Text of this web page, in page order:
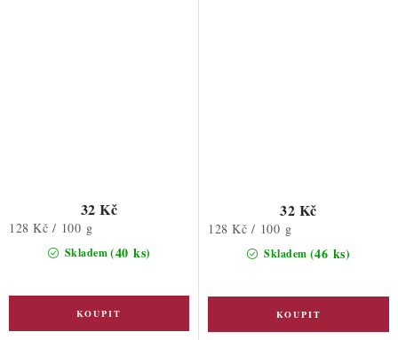
Skladem(40 ks)
32 Kč
Měrná
128 Kč / 100 g
Skladem (46 ks)
32 Kč
Měrná
128 Kč / 100 g